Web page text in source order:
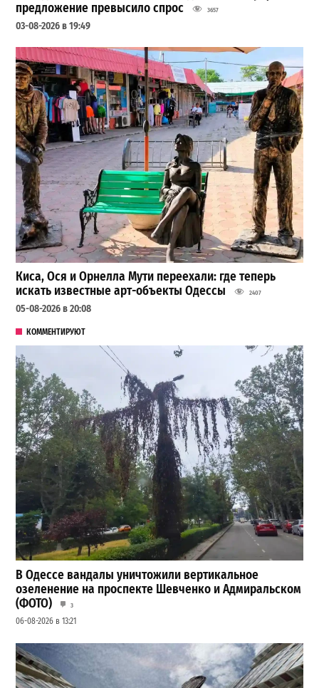
предложение превысило спрос
3657
03-08-2026 в 19:49
Киса, Ося и Орнелла Мути переехали: где теперь
искать известные арт-объекты Одессы
2407
05-08-2026 в 20:08
КОММЕНТИРУЮТ
В Одессе вандалы уничтожили вертикальное
озеленение на проспекте Шевченко и Адмиральском
(ФОТО)
3
06-08-2026 в 13:21